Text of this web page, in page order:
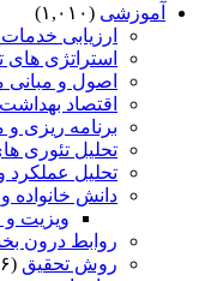
آموزشی (۱,۰۱۰)
ارزیابی
استراتژی
اصول و مبانی
اقتصاد
برنامه ریزی و
تحلیل تئوری
تحلیل عملکرد
دانش خانواده
ویزیت
روابط درون
روش تحقیق (۵۶)